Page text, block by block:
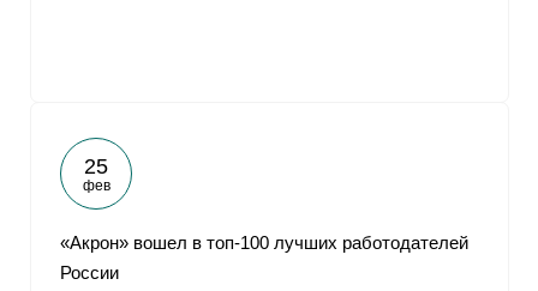
25
фев
«Акрон» вошел в топ-100 лучших работодателей
России